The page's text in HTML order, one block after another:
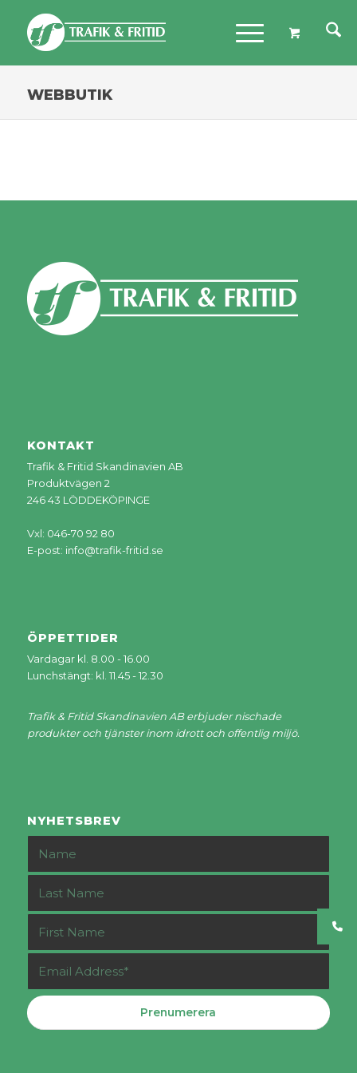
WEBBUTIK
KONTAKT
Trafik & Fritid Skandinavien AB
Produktvägen 2
246 43 LÖDDEKÖPINGE
Vxl: 046-70 92 80
E-post: info@trafik-fritid.se
ÖPPETTIDER
Vardagar kl. 8.00 - 16.00
Lunchstängt: kl. 11.45 - 12.30
Trafik & Fritid Skandinavien AB erbjuder nischade
produkter och tjänster inom idrott och offentlig miljö.
NYHETSBREV